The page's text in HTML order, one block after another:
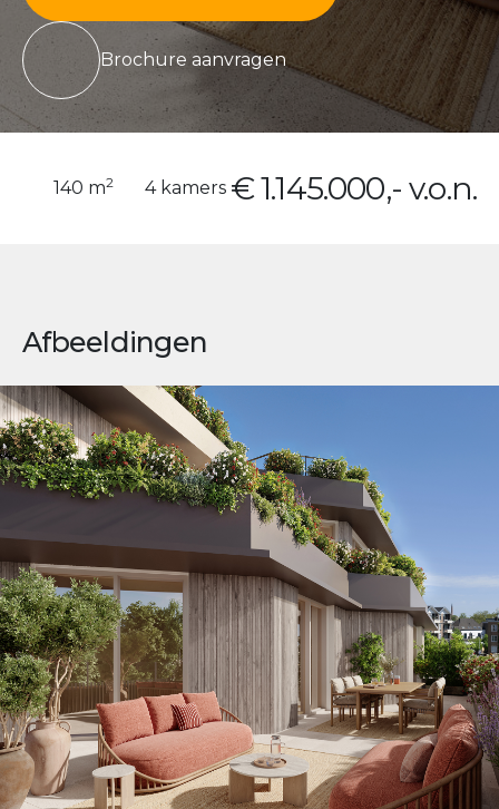
Brochure aanvragen
140 m2 4 kamers € 1.145.000,- v.o.n.
Afbeeldingen